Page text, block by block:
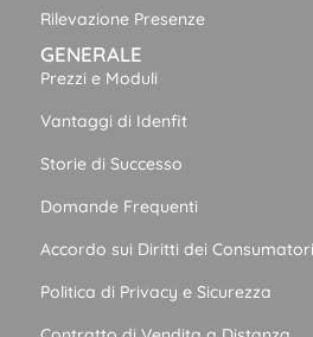
Rilevazione Presenze
GENERALE
Prezzi e Moduli
Vantaggi di Idenfit
Storie di Successo
Domande Frequenti
Accordo sui Diritti dei Consumatori
Politica di Privacy e Sicurezza